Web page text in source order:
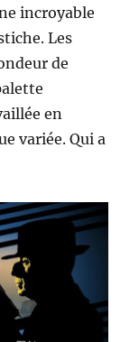
incroyable
Les
de
en
variée. Qui a